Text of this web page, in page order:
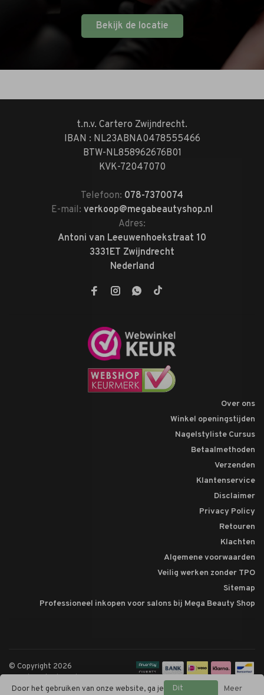
Bekijk de locatie
t.n.v. Cartero Zwijndrecht.
IBAN : NL23ABNA0478555466
BTW-NL858962676B01
KVK-72047070
Telefoon: 078-7370074
E-mail: verkoop@megabeautyshop.nl
Adres:
Antoni van Leeuwenhoekstraat 10
3331ET Zwijndrecht
Nederland
Over ons
Winkel openingstijden
Nagelstyliste Cursus
Betaalmethoden
Verzenden
Klantenservice
Disclaimer
Privacy Policy
Retouren
Klachten
Algemene voorwaarden
Veilig werken zonder TPO
Sitemap
Professioneel inkopen voor salons bij Mega Beauty Shop
© Copyright 2026
Door het gebruiken van onze website, ga je
Dit Meer